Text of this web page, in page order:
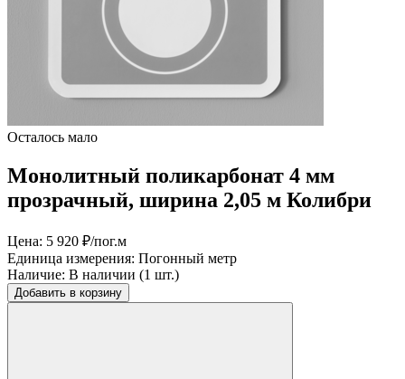
Осталось мало
Монолитный поликарбонат 4 мм
прозрачный, ширина 2,05 м Колибри
Цена: 5 920 ₽/пог.м
Единица измерения: Погонный метр
Наличие: В наличии (1 шт.)
Добавить в корзину